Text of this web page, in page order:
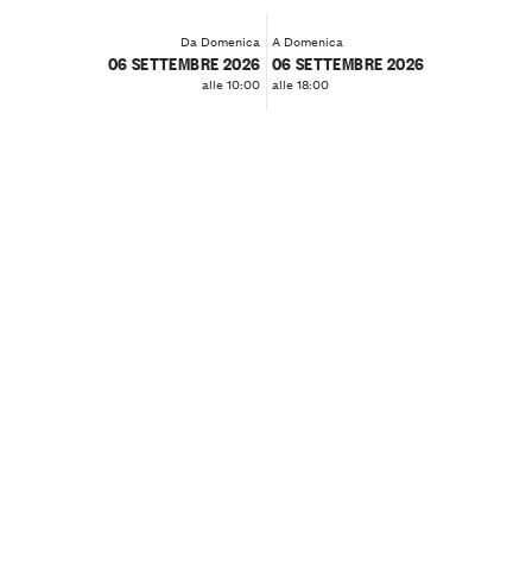
Da Domenica
06 SETTEMBRE 2026
alle 10:00
A Domenica
06 SETTEMBRE 2026
alle 18:00